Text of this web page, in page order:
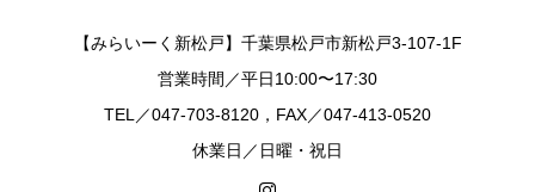
【みらいーく新松戸】千葉県松戸市新松戸3-107-1F
営業時間／平日10:00〜17:30
TEL／047-703-8120，FAX／047-413-0520
休業日／日曜・祝日